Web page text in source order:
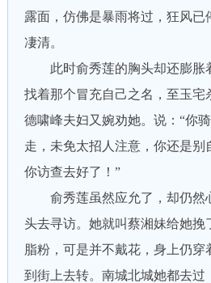
露面，仿佛是暴雨将过，狂风已
凄清。
此时俞秀莲的胸头却还膨胀
找着那个冒充自己之名，至玉宅
德啸峰夫妇又婉劝她。说：“你
走，未免太招人注意，你还是别
你访查去好了！”
俞秀莲虽然应允了，却仍然
头去寻访。她就叫蔡湘妹给她挽
脂粉，可是并不戴花，身上仍穿
到街上去转。南城北城她都去过